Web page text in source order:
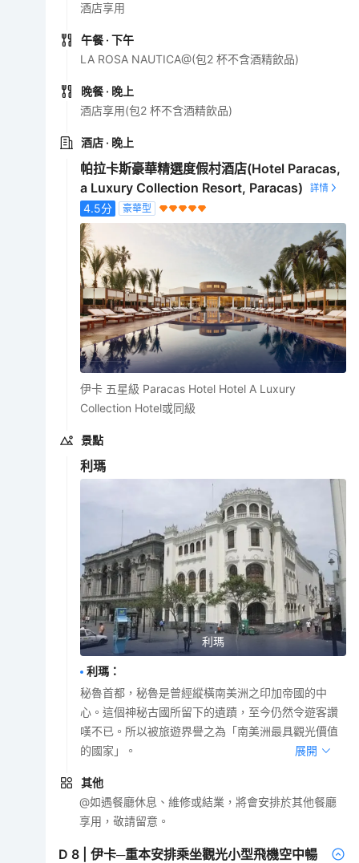
酒店享用
午餐 · 下午
LA ROSA NAUTICA@(包2 杯不含酒精飲品)
晚餐 · 晚上
酒店享用(包2 杯不含酒精飲品)
酒店 · 晚上
帕拉卡斯豪華精選度假村酒店(Hotel Paracas,
a Luxury Collection Resort, Paracas)
4.5分 豪華型
伊卡 五星級 Paracas Hotel Hotel A Luxury
Collection Hotel或同級
景點
利瑪
利瑪
利瑪 ：
秘魯首都，秘魯是曾經縱橫南美洲之印加帝國的中
心。這個神秘古國所留下的遺蹟，至今仍然令遊客讚
嘆不已。所以被旅遊界譽之為「南美洲最具觀光價值
的國家」。
展開
其他
@如遇餐廳休息、維修或結業，將會安排於其他餐廳
享用，敬請留意。
D 8 |伊卡─重本安排乘坐觀光小型飛機空中暢